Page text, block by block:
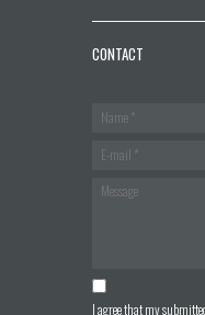
CONTACT
I agree that my